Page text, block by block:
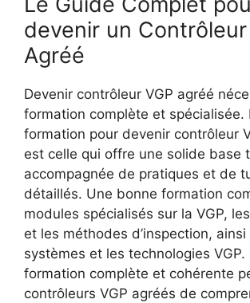
devenir un Contrôleur
Agréé
Devenir contrôleur VGP agréé
formation complète et spécialisée.
formation pour devenir contrôleur
est celle qui offre une solide base
accompagnée de pratiques et de
détaillés. Une bonne formation
modules spécialisés sur la VGP,
et les méthodes d’inspection,
systèmes et les technologies VGP.
formation complète et cohérente
contrôleurs VGP agréés de